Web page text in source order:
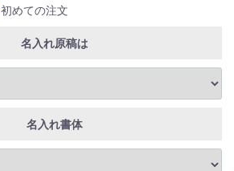
初めての注文
名入れ原稿は
名入れ書体